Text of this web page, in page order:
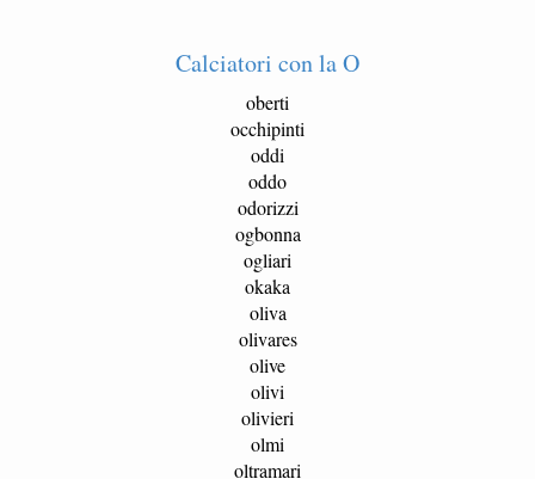
Calciatori con la O
oberti
occhipinti
oddi
oddo
odorizzi
ogbonna
ogliari
okaka
oliva
olivares
olive
olivi
olivieri
olmi
oltramari